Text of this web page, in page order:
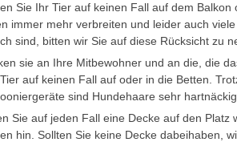
Sie Ihr Tier auf keinen Fall auf dem Balkon
immer mehr verbreiten und leider auch
sind, bitten wir Sie auf diese Rücksicht zu
sie an Ihre Mitbewohner und an die, die
auf keinen Fall auf oder in die Betten.
sind Hundehaare sehr hartnäckig.
Sie auf jeden Fall eine Decke auf den Platz
hin. Sollten Sie keine Decke dabeihaben,